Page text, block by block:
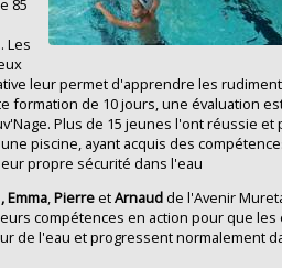
85
Les
leur permet d'apprendre les
formation de 10 jours, une évaluation
Plus de 15 jeunes l'ont réussie et
piscine, ayant acquis des
propre sécurité dans l'eau
, Emma,PierreetArnaudde l'Avenir
compétences en action pour que
de l'eau et progressent normalement